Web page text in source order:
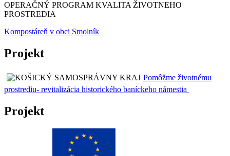
OPERAČNÝ PROGRAM KVALITA ŽIVOTNEHO
PROSTREDIA
Kompostáreň v obci Smolník
Projekt
Pomôžme životnému
prostrediu- revitalizácia historického baníckeho námestia
Projekt